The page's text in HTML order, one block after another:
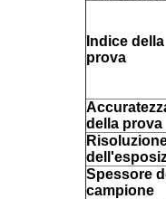
Indice della
prova
della prova
Spessore
campione